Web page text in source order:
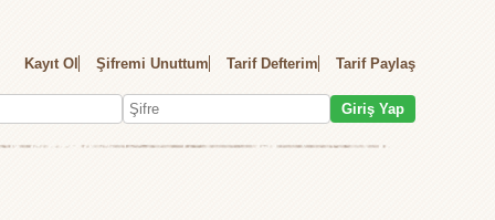
Kayıt Ol Şifremi Unuttum Tarif Defterim Tarif Paylaş
Giriş Yap